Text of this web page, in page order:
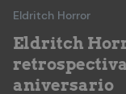
Eldritch Horror
Eldritch
retrospectiva
aniversario